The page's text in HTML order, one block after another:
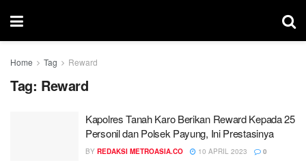
Home Tag Reward
Tag: Reward
Kapolres Tanah Karo Berikan Reward Kepada 25
Personil dan Polsek Payung, Ini Prestasinya
BY REDAKSI METROASIA.CO 10 APRIL 2023 0